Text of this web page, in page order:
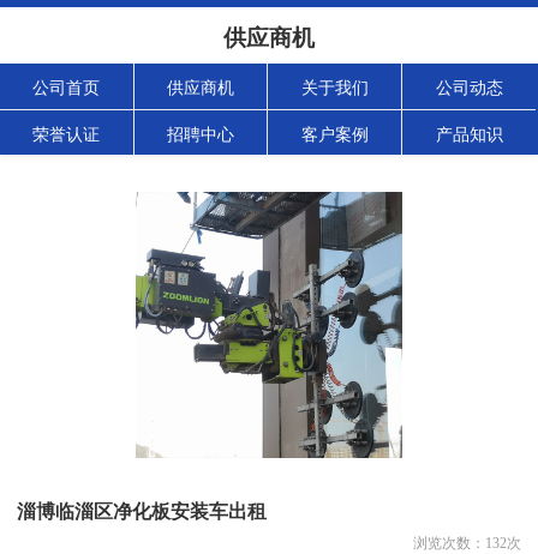
供应商机
公司首页 供应商机 关于我们 公司动态
荣誉认证 招聘中心 客户案例 产品知识
淄博临淄区净化板安装车出租
浏览次数： 132次